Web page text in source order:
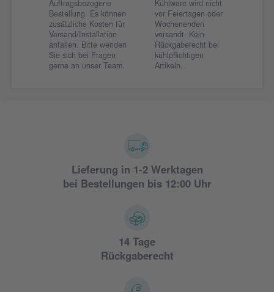
Auftragsbezogene
Bestellung. Es können
zusätzliche Kosten für
Versand/Installation
anfallen. Bitte wenden
Sie sich bei Fragen
gerne an unser Team.
Kühlware wird nicht
vor Feiertagen oder
Wochenenden
versandt. Kein
Rückgaberecht bei
kühlpflichtigen
Artikeln.
Lieferung in 1-2 Werktagen
bei Bestellungen bis 12:00 Uhr
14 Tage
Rückgaberecht